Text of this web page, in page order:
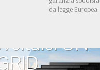
da legge Europea
ON-